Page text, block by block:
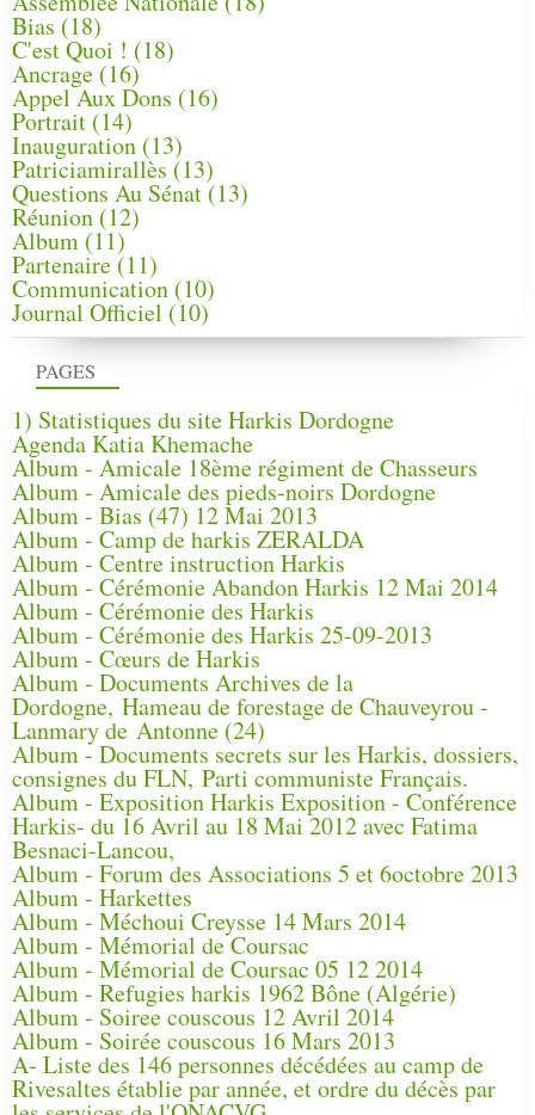
PAGES
1) Statistiques du site Harkis Dordogne
Agenda Katia Khemache
Album - Amicale 18ème régiment de Chasseurs
Album - Amicale des pieds-noirs Dordogne
Album - Bias (47) 12 Mai 2013
Album - Camp de harkis ZERALDA
Album - Centre instruction Harkis
Album - Cérémonie Abandon Harkis 12 Mai 2014
Album - Cérémonie des Harkis
Album - Cérémonie des Harkis 25-09-2013
Album - Cœurs de Harkis
Album - Documents Archives de la
Dordogne, Hameau de forestage de Chauveyrou -
Lanmary de Antonne (24)
Album - Documents secrets sur les Harkis, dossiers,
consignes du FLN, Parti communiste Français.
Album - Exposition Harkis Exposition - Conférence
Harkis- du 16 Avril au 18 Mai 2012 avec Fatima
Besnaci-Lancou,
Album - Forum des Associations 5 et 6octobre 2013
Album - Harkettes
Album - Méchoui Creysse 14 Mars 2014
Album - Mémorial de Coursac
Album - Mémorial de Coursac 05 12 2014
Album - Refugies harkis 1962 Bône (Algérie)
Album - Soiree couscous 12 Avril 2014
Album - Soirée couscous 16 Mars 2013
A- Liste des 146 personnes décédées au camp de
Rivesaltes établie par année, et ordre du décès par
Bias (18)
C'est Quoi ! (18)
Ancrage (16)
Appel Aux Dons (16)
Portrait (14)
Inauguration (13)
Patriciamirallès (13)
Questions Au Sénat(13)
Réunion (12)
Album (11)
Partenaire(11)
Communication (10)
Journal Officiel (10)